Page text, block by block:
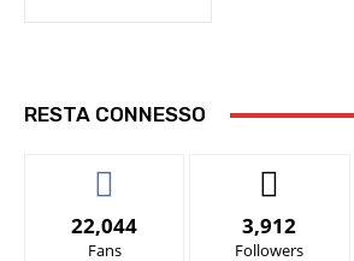
RESTA CONNESSO
22,044
Fans
3,912
Followers